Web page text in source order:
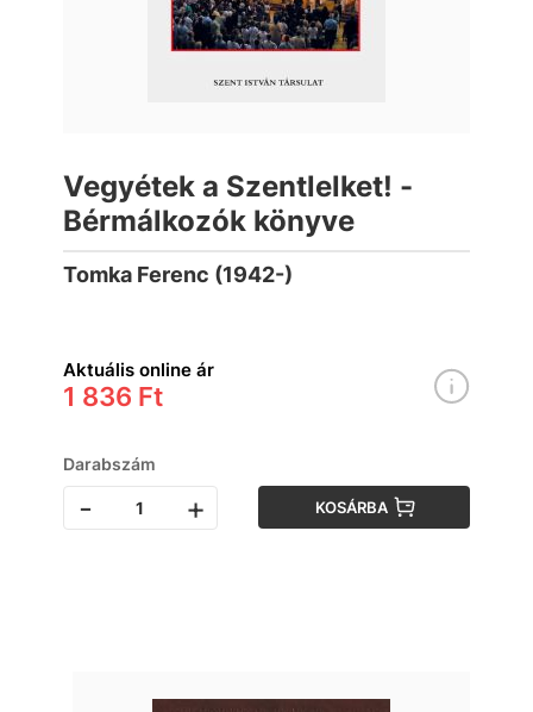
Vegyétek a Szentlelket! -
Bérmálkozók könyve
Tomka Ferenc (1942-)
Aktuális online ár
1 836 Ft
Darabszám
- + KOSÁRBA